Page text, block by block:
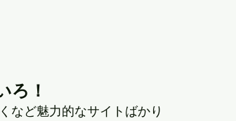
ろ！
など魅力的なサイトばかり